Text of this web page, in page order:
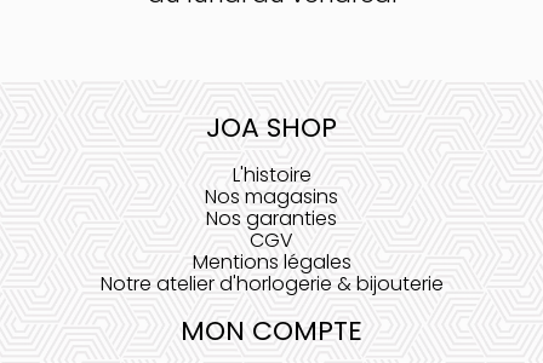
JOA SHOP
L'histoire
Nos magasins
Nos garanties
CGV
Mentions légales
Notre atelier d'horlogerie & bijouterie
MON COMPTE